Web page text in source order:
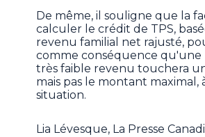
De même, il souligne que la
calculer le crédit de TPS,
revenu familial net rajusté,
comme conséquence qu'une
très faible revenu touchera
mais pas le montant maximal,
situation.
Lia Lévesque, La Presse